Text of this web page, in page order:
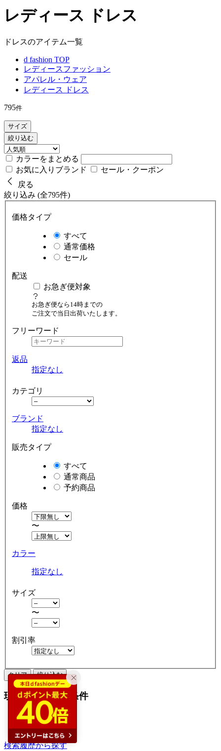
レディース ドレス
ドレスのアイテム一覧
d fashion TOP
レディースファッション
アパレル・ウェア
レディース ドレス
795件
サイズ
絞り込む
カラーをまとめる
お気に入りブランド
セール・クーポン
戻る
絞り込み (全795件)
価格タイプ
すべて
通常価格
セール
配送
お急ぎ便対象
お急ぎ便なら14時までの
ご注文で当日出荷いたします。
フリーワード
返品
指定なし
カテゴリ
ブランド
指定なし
販売タイプ
すべて
通常商品
予約商品
価格
〜
カラー
指定なし
サイズ
〜
割引率
クリア 絞り込む
現在の絞り込み条件
ドレス
アウトレット
検索履歴から探す